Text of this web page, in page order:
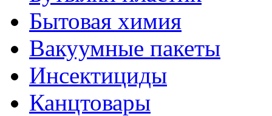
Бытовая химия
Вакуумные пакеты
Инсектициды
Канцтовары